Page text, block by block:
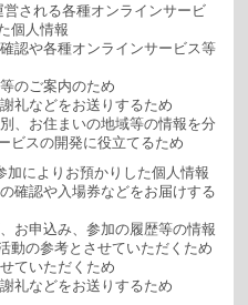
される各種オンラインサービ
個人情報
認や各種オンラインサービス等
のご案内のため
礼などをお送りするため
、お住まいの地域等の情報を分
ビスの開発に役立てるため
加によりお預かりした個人情報
確認や入場券などをお届けする
お申込み、参加の履歴等の情報
動の参考とさせていただくため
ていただくため
礼などをお送りするため